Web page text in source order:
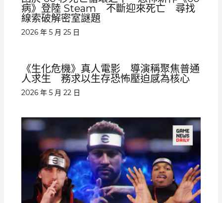
病》登陸 Steam 不斷迎來死亡 尋找
線索破解密室謎題
2026 年 5 月 25 日
《生化危機》真人電影 導演稱聚焦普通
人求生 務求以生存恐怖壓迫感為核心
2026 年 5 月 22 日